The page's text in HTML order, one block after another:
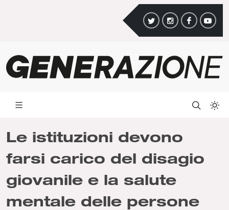
Le istituzioni devono
farsi carico del disagio
giovanile e la salute
mentale delle persone